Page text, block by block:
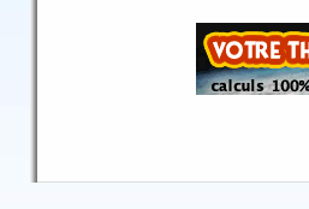
Spécial AQ 7.84 jan.2025
Septembre 2024